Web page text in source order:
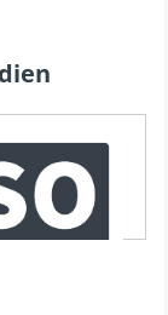
ALPHA-2